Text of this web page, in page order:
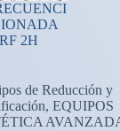
2H
de Reducción y
,EQUIPOS